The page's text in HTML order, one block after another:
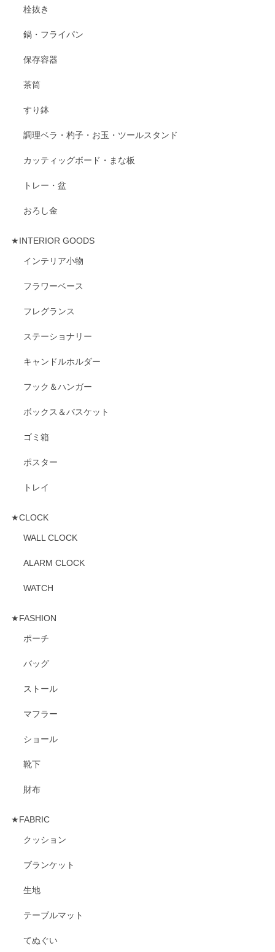
栓抜き
鍋・フライパン
保存容器
茶筒
すり鉢
調理ベラ・杓子・お玉・ツールスタンド
カッティッグボード・まな板
トレー・盆
おろし金
★INTERIOR GOODS
インテリア小物
フラワーベース
フレグランス
ステーショナリー
キャンドルホルダー
フック＆ハンガー
ボックス＆バスケット
ゴミ箱
ポスター
トレイ
★CLOCK
WALL CLOCK
ALARM CLOCK
WATCH
★FASHION
ポーチ
バッグ
ストール
マフラー
ショール
靴下
財布
★FABRIC
クッション
ブランケット
生地
テーブルマット
てぬぐい